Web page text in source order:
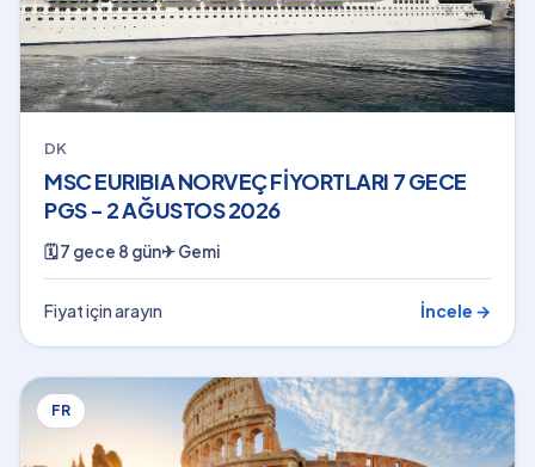
DK
MSC EURIBIA NORVEÇ FİYORTLARI 7 GECE
PGS - 2 AĞUSTOS 2026
🗓7 gece 8 gün✈Gemi
Fiyat için arayın İncele →
FR